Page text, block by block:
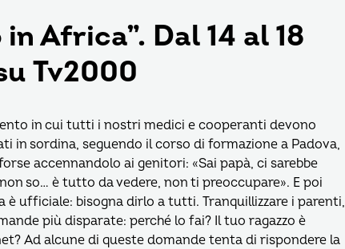
Africa”. Dal 14 al 18
Tv2000
in cui tutti i nostri medici e cooperanti devono
in sordina, seguendo il corso di formazione a Padova,
accennandolo ai genitori: «Sai papà, ci sarebbe
so… è tutto da vedere, non ti preoccupare». E poi
ufficiale: bisogna dirlo a tutti. Tranquillizzare i parenti,
più disparate: perché lo fai? Il tuo ragazzo è
Ad alcune di queste domande tenta di rispondere la